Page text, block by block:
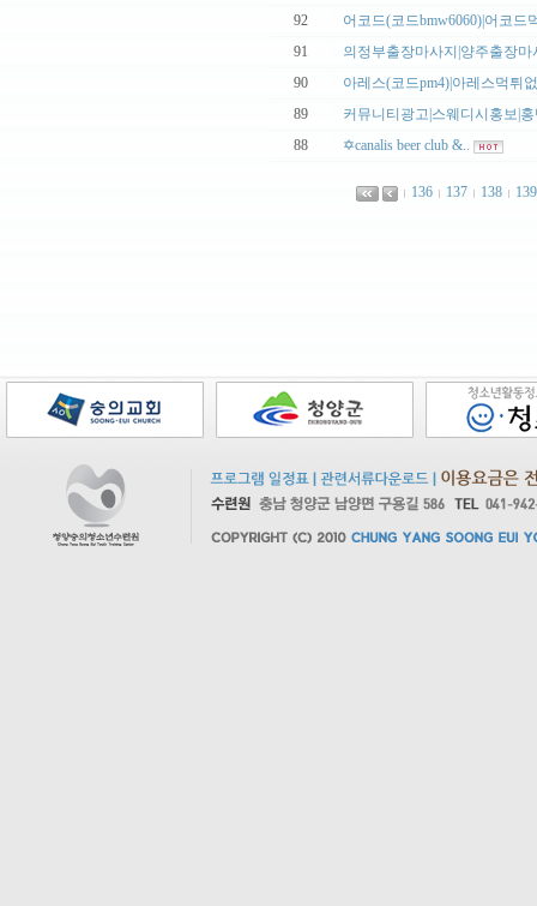
92
어코드(코드bmw6060)|어코드
91
의정부출장마사지|양주출장마
90
아레스(코드pm4)|아레스먹튀
89
커뮤니티광고|스웨디시홍보|
88
✡️canalis beer club &..
136 137 138 139